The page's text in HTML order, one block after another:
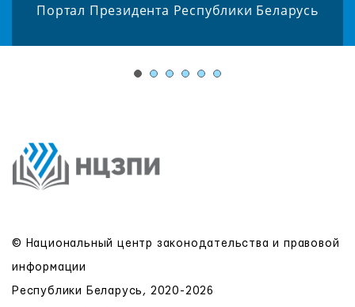
Портал Президента Республики Беларусь
© Национальный центр законодательства и правовой
информации
Республики Беларусь, 2020-2026